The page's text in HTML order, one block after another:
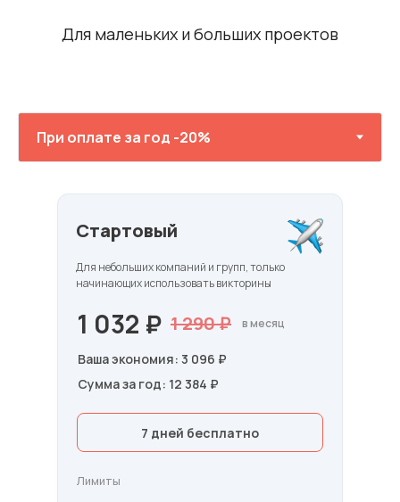
Для маленьких и больших проектов
Лимиты
7 дней бесплатно
Для небольших компаний и групп, только
начинающих использовать викторины
Ваша экономия: 3 096 ₽
Сумма за год: 12 384 ₽
1 032 ₽ в месяц
1 290 ₽
Стартовый